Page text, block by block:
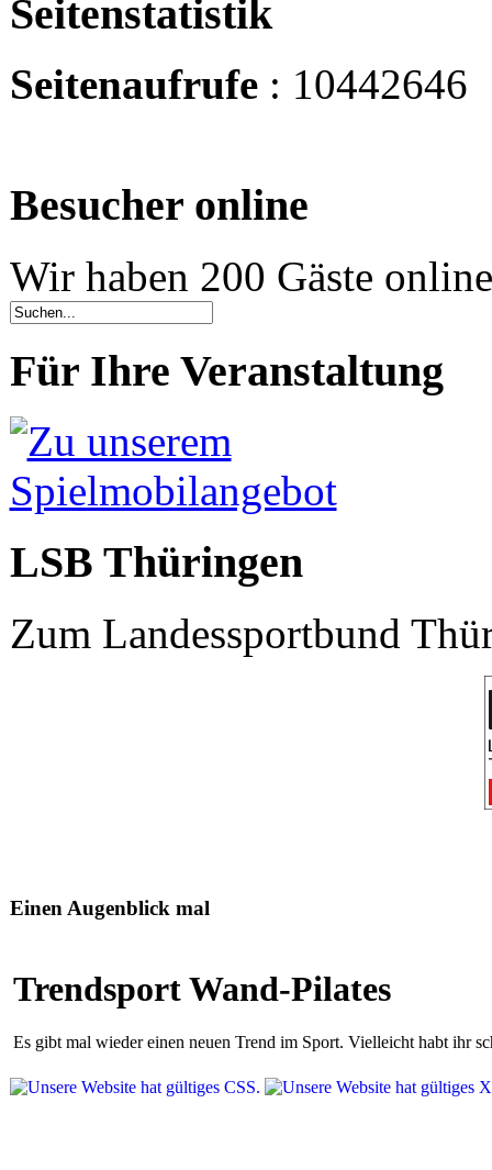
Seitenstatistik
Seitenaufrufe: 10442646
Besucher online
Wir haben 200 Gäste online
Für Ihre Veranstaltung
LSB Thüringen
Zum Landessportbund
Einen Augenblick mal
Trendsport Wand-Pilates
Es gibt mal wieder einen neuen Trend im Sport. Vielleicht habt ihr